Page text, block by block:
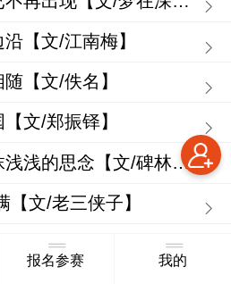
【文/江南梅】
【文/佚名】
文/郑振铎】
烟雨江南，那一抹浅浅的思念【文/碑林路人】
【文/老三侠子】
报名参赛 我的